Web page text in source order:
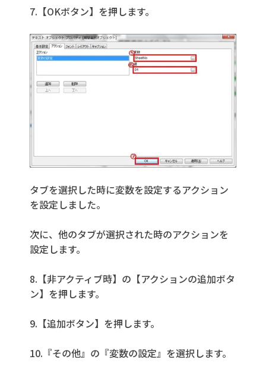
7.【OKボタン】を押します。
タブを選択した時に変数を設定するアクション
を設定しました。
次に、他のタブが選択された時のアクションを
設定します。
8.【非アクティブ時】の【アクションの追加ボタ
ン】を押します。
9.【追加ボタン】を押します。
10.『その他』の『変数の設定』を選択します。